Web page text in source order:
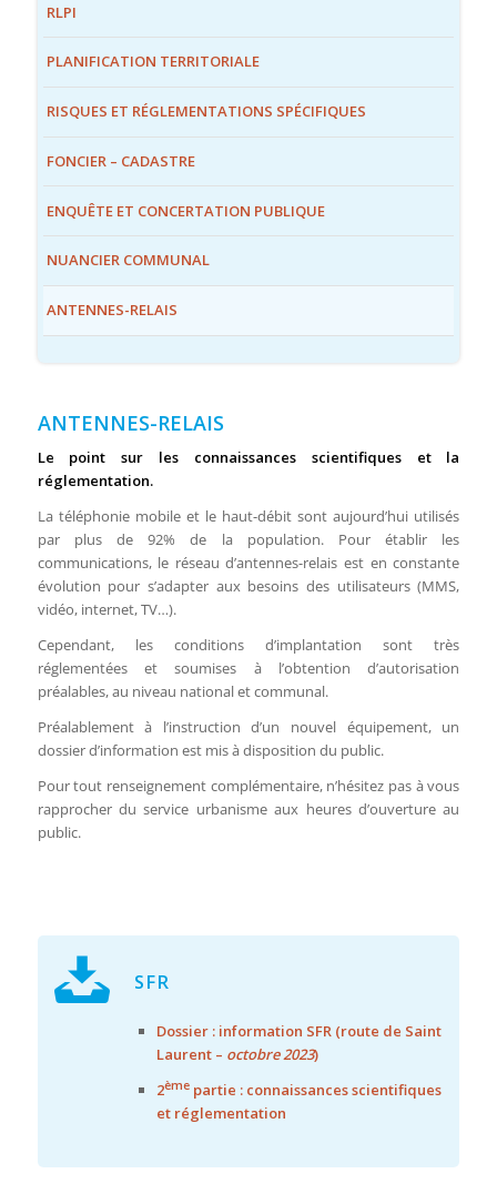
RLPI
PLANIFICATION TERRITORIALE
RISQUES ET RÉGLEMENTATIONS SPÉCIFIQUES
FONCIER – CADASTRE
ENQUÊTE ET CONCERTATION PUBLIQUE
NUANCIER COMMUNAL
ANTENNES-RELAIS
ANTENNES-RELAIS
Le point sur les connaissances scientifiques et la
réglementation.
La téléphonie mobile et le haut-débit sont aujourd’hui utilisés
par plus de 92% de la population. Pour établir les
communications, le réseau d’antennes-relais est en constante
évolution pour s’adapter aux besoins des utilisateurs (MMS,
vidéo, internet, TV…).
Cependant, les conditions d’implantation sont très
réglementées et soumises à l’obtention d’autorisation
préalables, au niveau national et communal.
Préalablement à l’instruction d’un nouvel équipement, un
dossier d’information est mis à disposition du public.
Pour tout renseignement complémentaire, n’hésitez pas à vous
rapprocher du service urbanisme aux heures d’ouverture au
public.
SFR
Dossier : information SFR (route de Saint
Laurent – octobre 2023)
2èmepartie : connaissances scientifiques
et réglementation